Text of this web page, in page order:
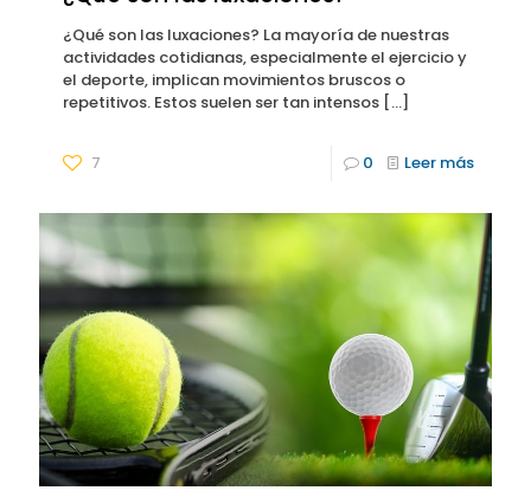
¿Qué son las luxaciones? La mayoría de nuestras
actividades cotidianas, especialmente el ejercicio y
el deporte, implican movimientos bruscos o
repetitivos. Estos suelen ser tan intensos […]
7 0 Leer más